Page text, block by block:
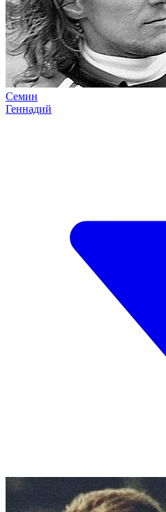
Семин
Геннадий